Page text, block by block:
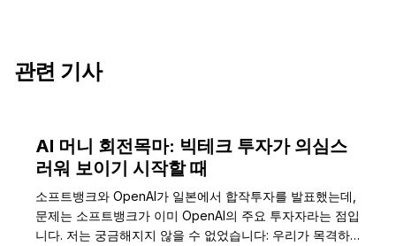
관련 기사
AI 머니 회전목마: 빅테크 투자가 의심스
러워 보이기 시작할 때
소프트뱅크와 OpenAI가 일본에서 합작투자를 발표했는데,
문제는 소프트뱅크가 이미 OpenAI의 주요 투자자라는 점입
니다. 저는 궁금해지지 않을 수 없었습니다: 우리가 목격하